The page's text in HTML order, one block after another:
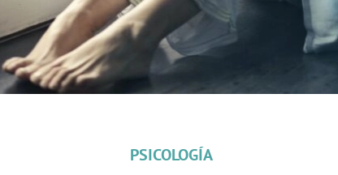
PSICOLOGÍA